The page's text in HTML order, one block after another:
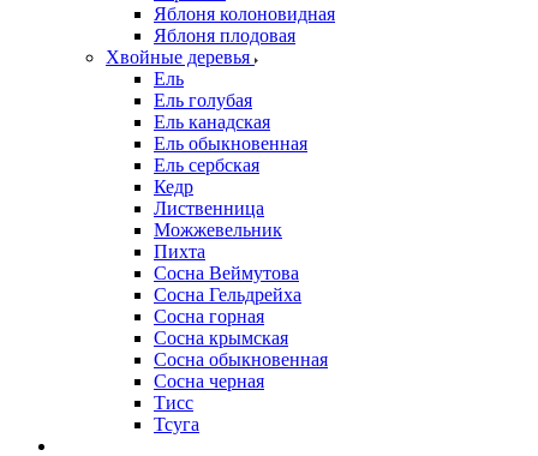
Яблоня колоновидная
Яблоня плодовая
Хвойные деревья
Ель
Ель голубая
Ель канадская
Ель обыкновенная
Ель сербская
Кедр
Лиственница
Можжевельник
Пихта
Сосна Веймутова
Сосна Гельдрейха
Сосна горная
Сосна крымская
Сосна обыкновенная
Сосна черная
Тисс
Тсуга